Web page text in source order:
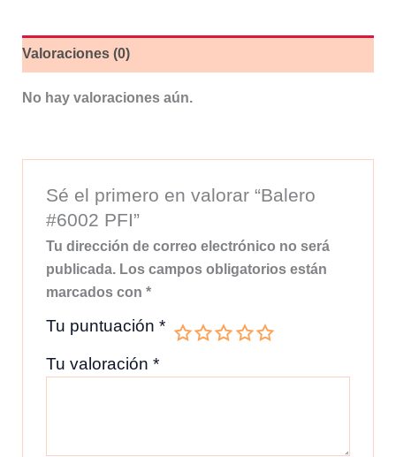
Valoraciones (0)
No hay valoraciones aún.
Sé el primero en valorar “Balero
#6002 PFI”
Tu dirección de correo electrónico no será
publicada. Los campos obligatorios están
marcados con*
Tu puntuación*
Tu valoración*